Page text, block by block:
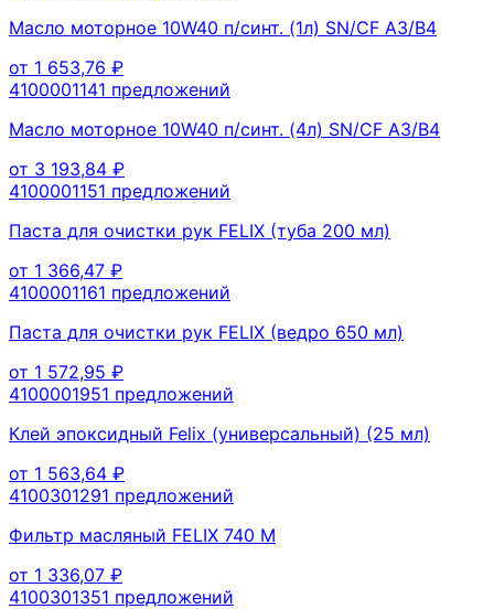
Масло моторное 10W40 п/синт. (1л) SN/CF A3/B4
от 1 653,76 ₽
4100001141 предложений
Масло моторное 10W40 п/синт. (4л) SN/CF A3/B4
от 3 193,84 ₽
4100001151 предложений
Паста для очистки рук FELIX (туба 200 мл)
от 1 366,47 ₽
4100001161 предложений
Паста для очистки рук FELIX (ведро 650 мл)
от 1 572,95 ₽
4100001951 предложений
Клей эпоксидный Felix (универсальный) (25 мл)
от 1 563,64 ₽
4100301291 предложений
Фильтр масляный FELIX 740 М
от 1 336,07 ₽
4100301351 предложений